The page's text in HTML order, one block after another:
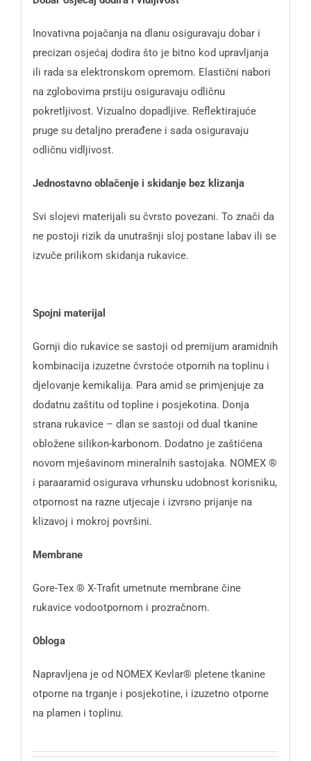
Inovativna pojačanja na dlanu osiguravaju dobar i
precizan osjećaj dodira što je bitno kod upravljanja
ili rada sa elektronskom opremom. Elastični nabori
na zglobovima prstiju osiguravaju odličnu
pokretljivost. Vizualno dopadljive. Reflektirajuće
pruge su detaljno prerađene i sada osiguravaju
odličnu vidljivost.
Jednostavno oblačenje i skidanje bez klizanja
Svi slojevi materijali su čvrsto povezani. To znači da
ne postoji rizik da unutrašnji sloj postane labav ili se
izvuče prilikom skidanja rukavice.
Spojni materijal
Gornji dio rukavice se sastoji od premijum aramidnih
kombinacija izuzetne čvrstoće otpornih na toplinu i
djelovanje kemikalija. Para amid se primjenjuje za
dodatnu zaštitu od topline i posjekotina. Donja
strana rukavice – dlan se sastoji od dual tkanine
obložene silikon-karbonom. Dodatno je zaštićena
novom mješavinom mineralnih sastojaka. NOMEX ®
i paraaramid osigurava vrhunsku udobnost korisniku,
otpornost na razne utjecaje i izvrsno prijanje na
klizavoj i mokroj površini.
Membrane
Gore-Tex ® X-Trafit umetnute membrane čine
rukavice vodootpornom i prozračnom.
Obloga
Napravljena je od NOMEX Kevlar® pletene tkanine
otporne na trganje i posjekotine, i izuzetno otporne
na plamen i toplinu.